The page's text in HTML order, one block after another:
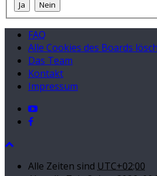
FAQ
Alle Cookies des Boards
Das Team
Kontakt
Impressum
Alle Zeiten sind UTC+02:00